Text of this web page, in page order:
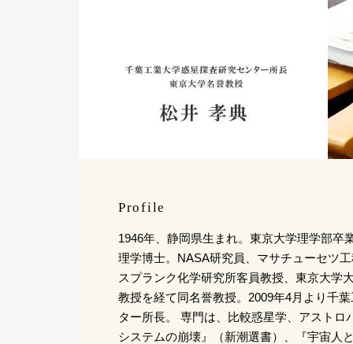
Profile
1946年、静岡県生まれ。東京大学理学部卒
理学博士。NASA研究員、マサチューセツ
スプランク化学研究所客員教授、東京大学
教授を経て同名誉教授。2009年4月より千
ター所長。 専門は、比較惑星学、アストロ
システムの崩壊』（新潮選書）、『宇宙人